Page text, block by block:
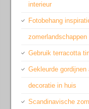
interieur
Fotobehang
zomerlandschappen
Gebruik terracotta
Gekleurde
decoratie in huis
Scandinavische